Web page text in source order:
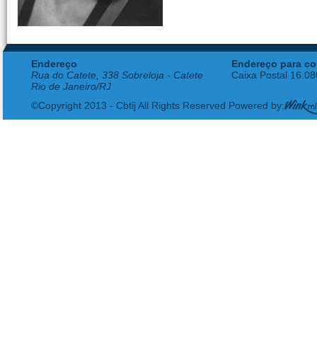
Endereço
Rua do Catete, 338 Sobreloja - Catete
Rio de Janeiro/RJ
Endereço para
Caixa Postal
©Copyright 2013 - Cbtij All Rights Reserved Powered by: